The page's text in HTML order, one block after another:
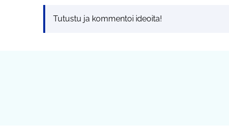
Tutustu ja kommentoi ideoita!